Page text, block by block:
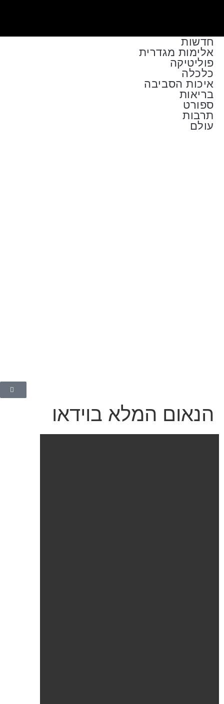
חדשות
אלימות מגדרית
פוליטיקה
כלכלה
איכות הסביבה
בריאות
ספורט
תרבות
עולם
הנאום המלא בוידאו